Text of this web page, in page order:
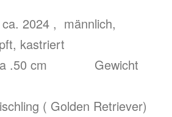
2024 , männlich,
kastriert
.50 cm Gewicht
( Golden Retriever)